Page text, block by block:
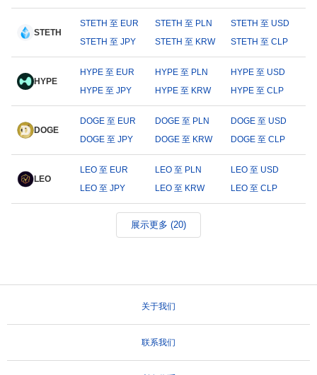
STETH
STETH 至 EUR STETH 至 PLN
STETH 至 USD
STETH 至 JPY
STETH 至 KRW STETH 至 CLP
HYPE
HYPE 至 EUR HYPE 至 PLN
HYPE 至 USD
HYPE 至 JPY
HYPE 至 KRW HYPE 至 CLP
DOGE
DOGE 至 EUR DOGE 至 PLN
DOGE 至 USD
DOGE 至 JPY
DOGE 至 KRW DOGE 至 CLP
LEO
LEO 至 EUR LEO 至 PLN
LEO 至 USD
LEO 至 JPY
LEO 至 KRW LEO 至 CLP
展示更多 (20)
关于我们
联系我们